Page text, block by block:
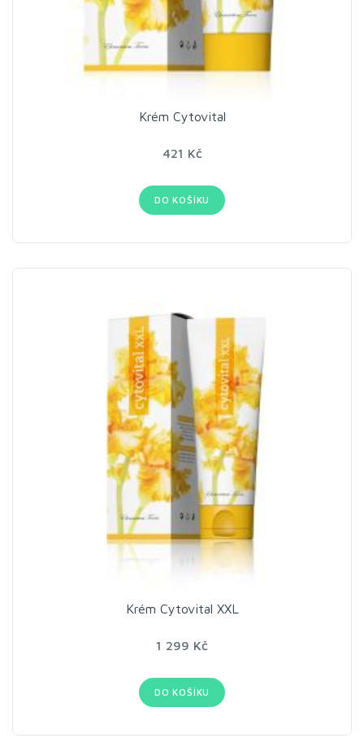
Krém Cytovital
421 Kč
DO KOŠÍKU
Krém Cytovital XXL
1 299 Kč
DO KOŠÍKU